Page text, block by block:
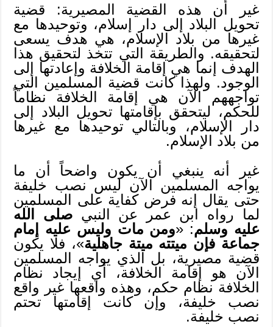
غير أن هذه القضية المصيرية: قضية
تحويل البلاد إلى دار إسلام، وتوحيدها مع
غيرها من بلاد الإسلام، هي هدف يسعى
لتحقيقه. والطريقة التي تتخذ لتحقيق هذا
الهدف إنما هي إقامة الخلافة وإعادتها إلى
الوجود. ولهذا كانت قضية المسلمين التي
تواجههم الآن هي إقامة الخلافة نظاماً
للحكم، ليتحقق بإقامتها تحويل البلاد إلى
دار الإسلام، وبالتالي توحيدها مع غيرها
من بلاد الإسلام.
غير أنه ينبغي أن يكون واضحاً أن ما
يواجه المسلمين الآن ليس نصب خليفة
حتى يقال إنه فرض كفاية على المسلمين
لما رواه ابن عمر عن النبيصلى الله
عليه وسلم: «ومن مات وليس عليه إمام
جماعة فإن ميتته ميتة جاهلية»، فلا يكون
قضية مصيرية، بل الذي يواجه المسلمين
الآن هو إقامة الخلافة، أي إيجاد نظام
الخلافة نظام حكم، وهذه واقعها غير واقع
نصب خليفة، وإن كانت إقامتها تحتم
نصب خليفة.